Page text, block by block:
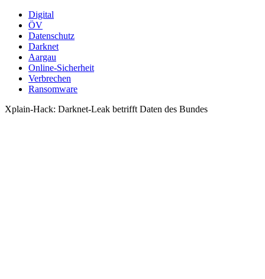
Digital
ÖV
Datenschutz
Darknet
Aargau
Online-Sicherheit
Verbrechen
Ransomware
Xplain-Hack: Darknet-Leak betrifft Daten des Bundes